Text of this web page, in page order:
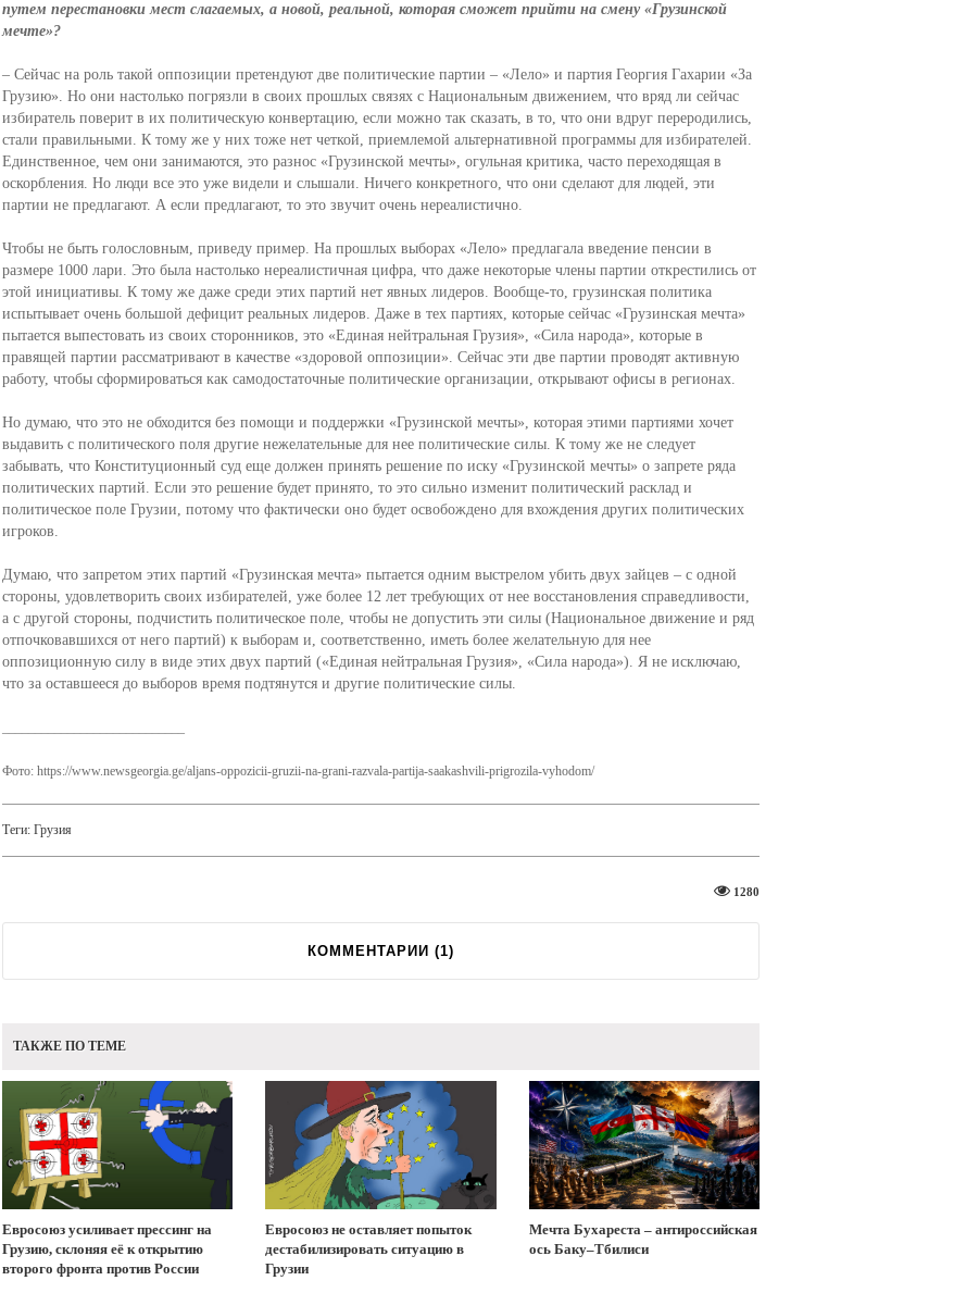
путем перестановки мест слагаемых, а новой, реальной, которая сможет прийти на смену «Грузинской
мечте»?
– Сейчас на роль такой оппозиции претендуют две политические партии – «Лело» и партия Георгия Гахарии «За
Грузию». Но они настолько погрязли в своих прошлых связях с Национальным движением, что вряд ли сейчас
избиратель поверит в их политическую конвертацию, если можно так сказать, в то, что они вдруг переродились,
стали правильными. К тому же у них тоже нет четкой, приемлемой альтернативной программы для избирателей.
Единственное, чем они занимаются, это разнос «Грузинской мечты», огульная критика, часто переходящая в
оскорбления. Но люди все это уже видели и слышали. Ничего конкретного, что они сделают для людей, эти
партии не предлагают. А если предлагают, то это звучит очень нереалистично.
Чтобы не быть голословным, приведу пример. На прошлых выборах «Лело» предлагала введение пенсии в
размере 1000 лари. Это была настолько нереалистичная цифра, что даже некоторые члены партии открестились от
этой инициативы. К тому же даже среди этих партий нет явных лидеров. Вообще-то, грузинская политика
испытывает очень большой дефицит реальных лидеров. Даже в тех партиях, которые сейчас «Грузинская мечта»
пытается выпестовать из своих сторонников, это «Единая нейтральная Грузия», «Сила народа», которые в
правящей партии рассматривают в качестве «здоровой оппозиции». Сейчас эти две партии проводят активную
работу, чтобы сформироваться как самодостаточные политические организации, открывают офисы в регионах.
Но думаю, что это не обходится без помощи и поддержки «Грузинской мечты», которая этими партиями хочет
выдавить с политического поля другие нежелательные для нее политические силы. К тому же не следует
забывать, что Конституционный суд еще должен принять решение по иску «Грузинской мечты» о запрете ряда
политических партий. Если это решение будет принято, то это сильно изменит политический расклад и
политическое поле Грузии, потому что фактически оно будет освобождено для вхождения других политических
игроков.
Думаю, что запретом этих партий «Грузинская мечта» пытается одним выстрелом убить двух зайцев – с одной
стороны, удовлетворить своих избирателей, уже более 12 лет требующих от нее восстановления справедливости,
а с другой стороны, подчистить политическое поле, чтобы не допустить эти силы (Национальное движение и ряд
отпочковавшихся от него партий) к выборам и, соответственно, иметь более желательную для нее
оппозиционную силу в виде этих двух партий («Единая нейтральная Грузия», «Сила народа»). Я не исключаю,
что за оставшееся до выборов время подтянутся и другие политические силы.
Фото: https://www.newsgeorgia.ge/aljans-oppozicii-gruzii-na-grani-razvala-partija-saakashvili-prigrozila-vyhodom/
Теги: Грузия
1280
КОММЕНТАРИИ (1)
ТАКЖЕ ПО ТЕМЕ
Евросоюз усиливает прессинг на
Грузию, склоняя её к открытию
второго фронта против России
Евросоюз не оставляет попыток
дестабилизировать ситуацию в
Грузии
Мечта Бухареста – антироссийская
ось Баку–Тбилиси